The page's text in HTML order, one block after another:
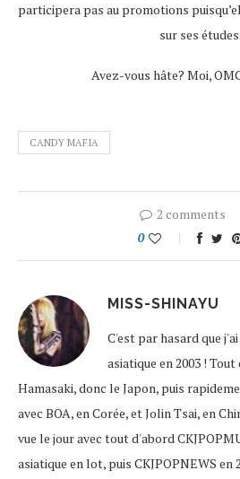
participera pas au promotions
sur ses études.
Avez-vous hâte? Moi,
CANDY MAFIA
2 comments
0
MISS-SHINAYU
C'est par hasard que
asiatique en 2003 !
Hamasaki, donc le Japon, puis
avec BOA, en Corée, et Jolin Tsai, en
vue le jour avec tout d'abord
asiatique en lot, puis CKJPOPNEWS en